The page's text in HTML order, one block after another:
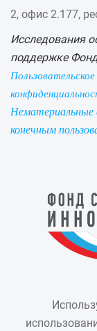
2, офис 2.177,
Исследования
поддержке
Нематериальные
конечным